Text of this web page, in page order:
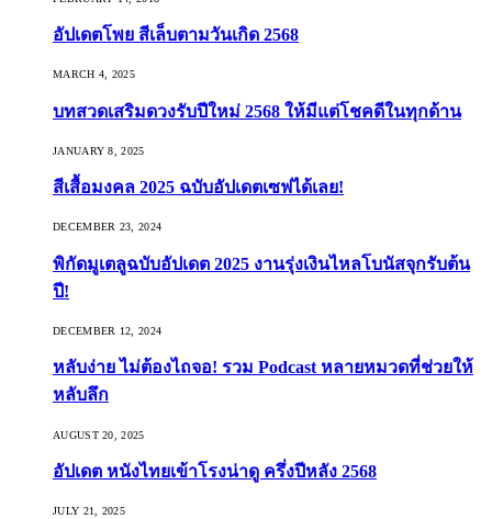
อัปเดตโพย สีเล็บตามวันเกิด 2568
MARCH 4, 2025
บทสวดเสริมดวงรับปีใหม่ 2568 ให้มีแต่โชคดีในทุกด้าน
JANUARY 8, 2025
สีเสื้อมงคล 2025 ฉบับอัปเดตเซฟได้เลย!
DECEMBER 23, 2024
พิกัดมูเตลูฉบับอัปเดต 2025 งานรุ่งเงินไหลโบนัสจุกรับต้น
ปี!
DECEMBER 12, 2024
หลับง่าย ไม่ต้องไถจอ! รวม Podcast หลายหมวดที่ช่วยให้
หลับลึก
AUGUST 20, 2025
อัปเดต หนังไทยเข้าโรงน่าดู ครึ่งปีหลัง 2568
JULY 21, 2025